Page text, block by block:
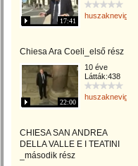
17:41
Chiesa Ara Coeli_első rész
22:00
10 éve
Látták:438
CHIESA SAN ANDREA
DELLA VALLE E I TEATINI
_második rész